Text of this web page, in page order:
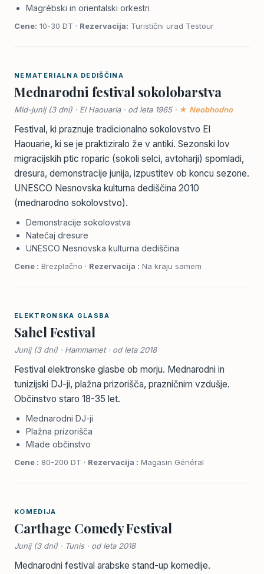
Magrébski in orientalski orkestri
Cene: 10-30 DT · Rezervacija: Turistični urad Testour
NEMATERIALNA DEDIŠČINA
Mednarodni festival sokolobarstva
Mid-junij (3 dni) · El Haouaria · od leta 1965 · ★ Neobhodno
Festival, ki praznuje tradicionalno sokolovstvo El
Haouarie, ki se je praktiziralo že v antiki. Sezonski lov
migracijskih ptic roparic (sokoli selci, avtoharji) spomladi,
dresura, demonstracije junija, izpustitev ob koncu sezone.
UNESCO Nesnovska kulturna dediščina 2010
(mednarodno sokolovstvo).
Demonstracije sokolovstva
Natečaj dresure
UNESCO Nesnovska kulturna dediščina
Cene : Brezplačno · Rezervacija : Na kraju samem
ELEKTRONSKA GLASBA
Sahel Festival
Junij (3 dni) · Hammamet · od leta 2018
Festival elektronske glasbe ob morju. Mednarodni in
tunizijski DJ-ji, plažna prizorišča, prazničnim vzdušje.
Občinstvo staro 18-35 let.
Mednarodni DJ-ji
Plažna prizorišča
Mlade občinstvo
Cene : 80-200 DT · Rezervacija : Magasin Général
KOMEDIJA
Carthage Comedy Festival
Junij (3 dni) · Tunis · od leta 2018
Mednarodni festival arabske stand-up komedije.